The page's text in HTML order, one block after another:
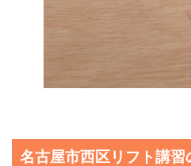
名古屋市西区リフト講